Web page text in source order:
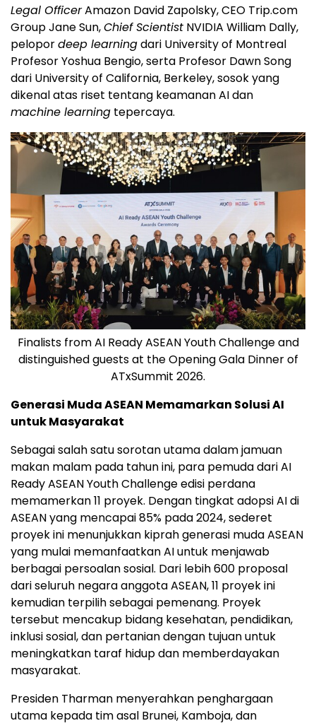
Legal OfficerAmazon David Zapolsky, CEO Trip.com
Group Jane Sun,Chief Scientist NVIDIA William Dally,
pelopordeep learningdari University of Montreal
Profesor Yoshua Bengio, serta Profesor Dawn Song
dari University of California, Berkeley, sosok yang
dikenal atas riset tentang keamanan AI dan
machine learning tepercaya.
Finalists from AI Ready ASEAN Youth Challenge and
distinguished guests at the Opening Gala Dinner of
ATxSummit 2026.
Generasi Muda ASEAN Memamarkan Solusi AI
untuk Masyarakat
Sebagai salah satu sorotan utama dalam jamuan
makan malam pada tahun ini, para pemuda dari AI
Ready ASEAN Youth Challenge edisi perdana
memamerkan 11 proyek. Dengan tingkat adopsi AI di
ASEAN yang mencapai 85% pada 2024, sederet
proyek ini menunjukkan kiprah generasi muda ASEAN
yang mulai memanfaatkan AI untuk menjawab
berbagai persoalan sosial. Dari lebih 600 proposal
dari seluruh negara anggota ASEAN, 11 proyek ini
kemudian terpilih sebagai pemenang. Proyek
tersebut mencakup bidang kesehatan, pendidikan,
inklusi sosial, dan pertanian dengan tujuan untuk
meningkatkan taraf hidup dan memberdayakan
masyarakat.
Presiden Tharman menyerahkan penghargaan
utama kepada tim asal Brunei, Kamboja, dan